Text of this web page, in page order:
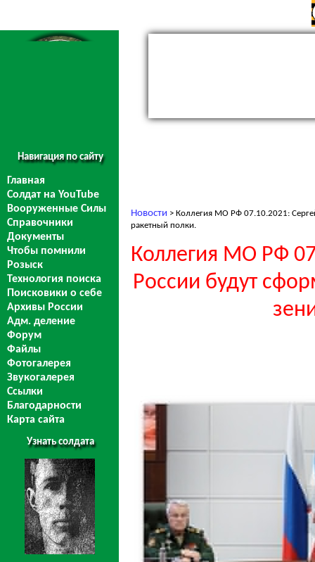
Навигация по сайту
Главная
Солдат на YouTube
Вооруженные Силы
Справочники
Документы
Чтобы помнили
Розыск
Технология поиска
Поисковики о себе
Архивы России
Адм. деление
Форум
Файлы
Фотогалерея
Звукогалерея
Ссылки
Благодарности
Карта сайта
Узнать солдата
Новости > Коллегия МО РФ 07.10.2021:
ракетный полки.
Коллегия МО РФ
России будут